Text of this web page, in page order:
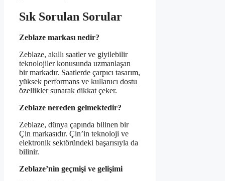
Sık Sorulan Sorular
Zeblaze markası nedir?
Zeblaze, akıllı saatler ve giyilebilir
teknolojiler konusunda uzmanlaşan
bir markadır. Saatlerde çarpıcı tasarım,
yüksek performans ve kullanıcı dostu
özellikler sunarak dikkat çeker.
Zeblaze nereden gelmektedir?
Zeblaze, dünya çapında bilinen bir
Çin markasıdır. Çin’in teknoloji ve
elektronik sektöründeki başarısıyla da
bilinir.
Zeblaze’nin geçmişi ve gelişimi